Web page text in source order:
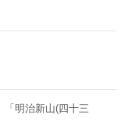
「明治新山(四十三